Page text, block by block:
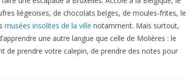
liégeoises, de chocolats belges, de moules-frites, le
musées insolites de la ville notamment. Mais surtout,
une autre langue que celle de Molières : le
de prendre votre calepin, de prendre des notes pour